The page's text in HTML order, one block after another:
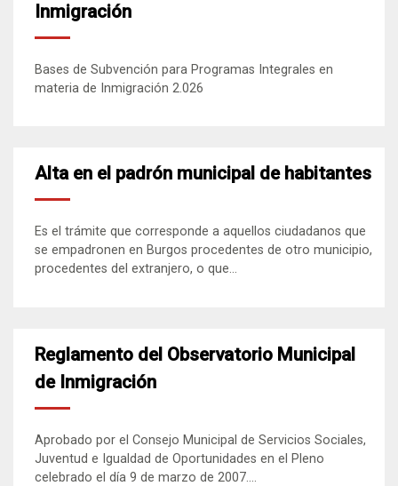
Inmigración
Bases de Subvención para Programas Integrales en
materia de Inmigración 2.026
Alta en el padrón municipal de habitantes
Es el trámite que corresponde a aquellos ciudadanos que
se empadronen en Burgos procedentes de otro municipio,
procedentes del extranjero, o que...
Reglamento del Observatorio Municipal
de Inmigración
Aprobado por el Consejo Municipal de Servicios Sociales,
Juventud e Igualdad de Oportunidades en el Pleno
celebrado el día 9 de marzo de 2007....